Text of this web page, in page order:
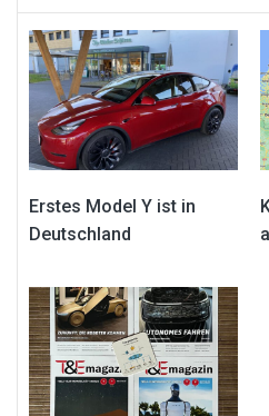
Erstes Model Y ist in
Deutschland